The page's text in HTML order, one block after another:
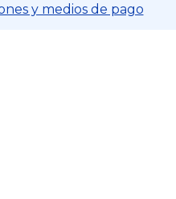
y medios de pago